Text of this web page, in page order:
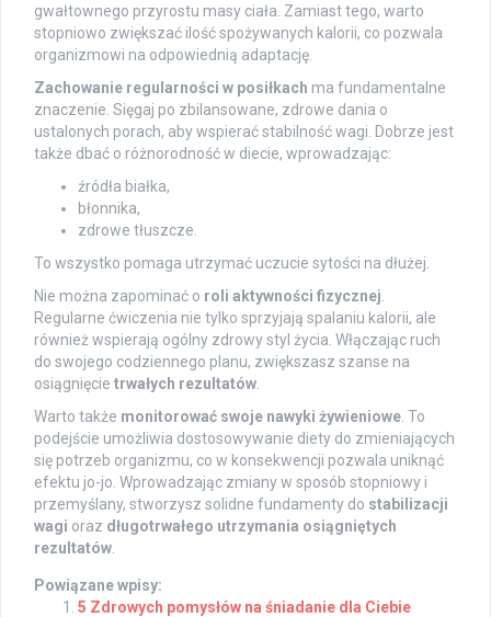
gwałtownego przyrostu masy ciała. Zamiast tego, warto
stopniowo zwiększać ilość spożywanych kalorii, co pozwala
organizmowi na odpowiednią adaptację.
Zachowanie regularności w posiłkach ma fundamentalne
znaczenie. Sięgaj po zbilansowane, zdrowe dania o
ustalonych porach, aby wspierać stabilność wagi. Dobrze jest
także dbać o różnorodność w diecie, wprowadzając:
źródła białka,
błonnika,
zdrowe tłuszcze.
To wszystko pomaga utrzymać uczucie sytości na dłużej.
Nie można zapominać o roli aktywności fizycznej
Regularne ćwiczenia nie tylko sprzyjają spalaniu kalorii, ale
również wspierają ogólny zdrowy styl życia. Włączając ruch
do swojego codziennego planu, zwiększasz szanse na
osiągnięcie trwałych rezultatów
Warto także monitorować swoje nawyki żywieniowe . To
podejście umożliwia dostosowywanie diety do zmieniających
się potrzeb organizmu, co w konsekwencji pozwala uniknąć
efektu jo-jo. Wprowadzając zmiany w sposób stopniowy i
przemyślany, stworzysz solidne fundamenty do stabilizacji
wagi oraz długotrwałego utrzymania osiągniętych
rezultatów
Powiązane wpisy:
5 Zdrowych pomysłów na śniadanie dla Ciebie